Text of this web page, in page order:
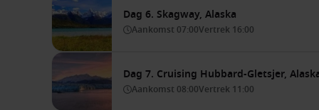
Dag 6. Skagway, Alaska
Aankomst 07:00Vertrek 16:00
Dag 7. Cruising Hubbard-Gletsjer,
Aankomst 08:00Vertrek 11:00